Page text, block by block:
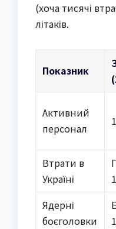
(хоча тисячі
літаків.
Показник
Активний
персонал
Втрати в
Україні
Ядерні
боєголовки